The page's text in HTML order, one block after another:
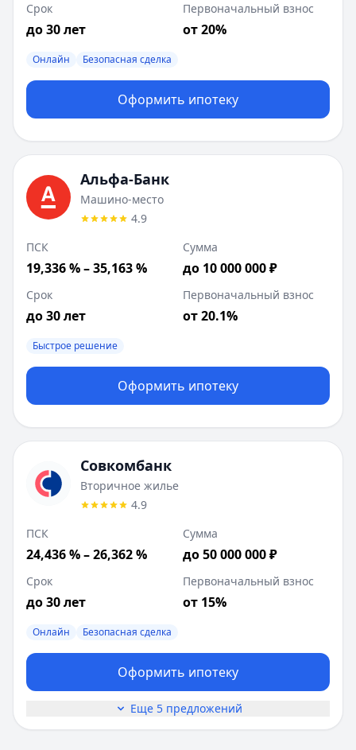
Срок
до 30 лет
Первоначальный взнос
от 20%
Онлайн Безопасная сделка
Оформить ипотеку
Альфа-Банк
Машино-место
4.9
ПСК
19,336 % – 35,163 %
Сумма
до 10 000 000 ₽
Срок
до 30 лет
Первоначальный взнос
от 20.1%
Быстрое решение
Оформить ипотеку
Совкомбанк
Вторичное жилье
4.9
ПСК
24,436 % – 26,362 %
Сумма
до 50 000 000 ₽
Срок
до 30 лет
Первоначальный взнос
от 15%
Онлайн Безопасная сделка
Оформить ипотеку
Еще 5 предложений